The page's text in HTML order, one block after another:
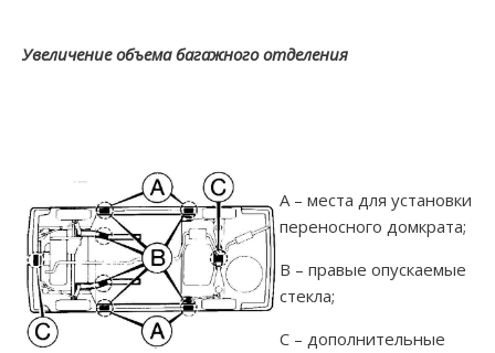
Увеличение объема багажного отделения
А – места для установки
переносного домкрата;
В – правые опускаемые
стекла;
С – дополнительные